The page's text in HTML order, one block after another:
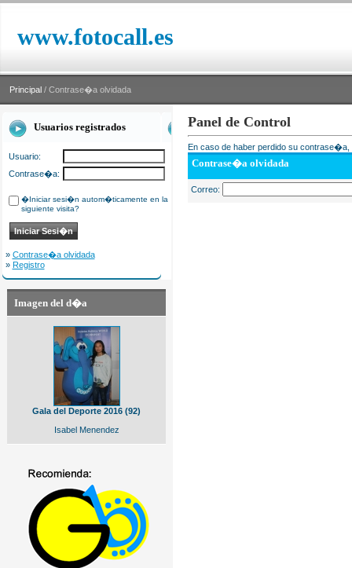
www.fotocall.es
Principal / Contrase�a olvidada
Usuarios registrados
Usuario:
Contrase�a:
�Iniciar sesi�n autom�ticamente en la
siguiente visita?
» Contrase�a olvidada
» Registro
Imagen del d�a
Gala del Deporte 2016 (92)
Isabel Menendez
Panel de Control
En caso de haber perdido su
Contrase�a olvidada
Correo: